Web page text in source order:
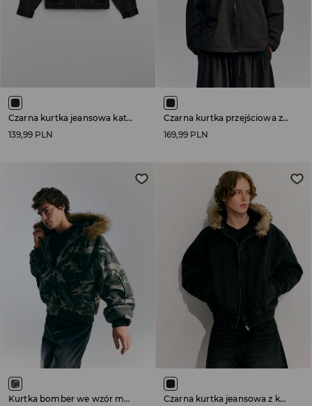
Czarna kurtka jeansowa katana o luźniejszym kroju
139,99 PLN
Czarna kurtka przejściowa z kapturem
169,99 PLN
Kurtka bomber we wzór moro z futerkiem przy kapturze Czarna kurtka jeansowa z kapturem i sztucznym futerkiem